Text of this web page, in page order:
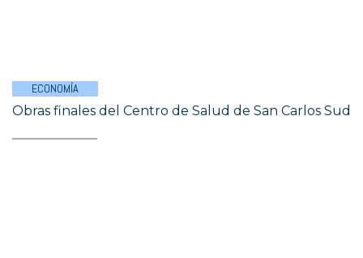
ECONOMÍA
Obras finales del Centro de Salud de San Carlos Sud